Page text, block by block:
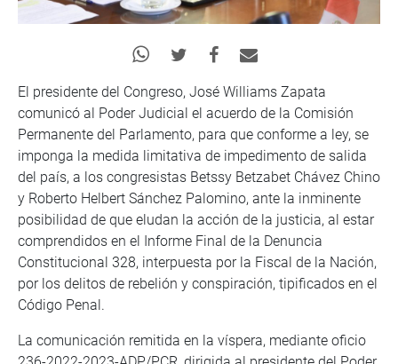
El presidente del Congreso, José Williams Zapata
comunicó al Poder Judicial el acuerdo de la Comisión
Permanente del Parlamento, para que conforme a ley, se
imponga la medida limitativa de impedimento de salida
del país, a los congresistas Betssy Betzabet Chávez Chino
y Roberto Helbert Sánchez Palomino, ante la inminente
posibilidad de que eludan la acción de la justicia, al estar
comprendidos en el Informe Final de la Denuncia
Constitucional 328, interpuesta por la Fiscal de la Nación,
por los delitos de rebelión y conspiración, tipificados en el
Código Penal.
La comunicación remitida en la víspera, mediante oficio